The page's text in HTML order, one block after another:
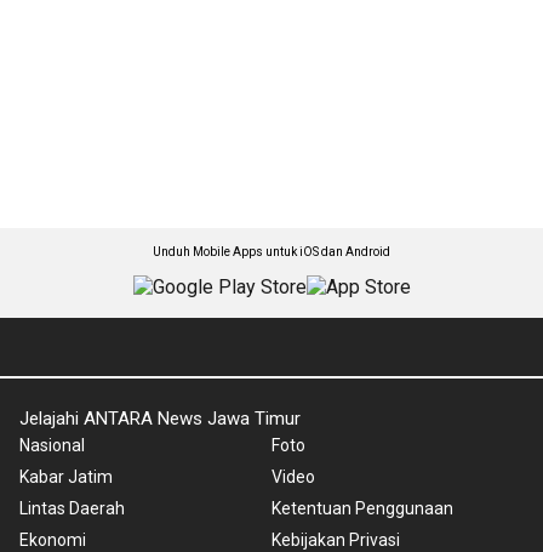
Unduh Mobile Apps untuk iOS dan Android
Jelajahi ANTARA News Jawa Timur
Nasional
Kabar Jatim
Lintas Daerah
Ekonomi
Foto
Video
Ketentuan Penggunaan
Kebijakan Privasi